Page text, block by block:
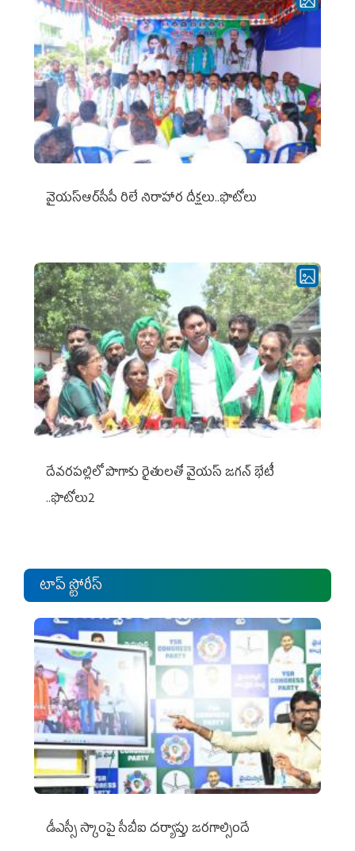
వైయ‌స్ఆర్‌సీపీ రిలే నిరాహార దీక్షలు..ఫొటోలు
దేవరపల్లిలో పొగాకు రైతులతో వైయస్ జగన్ భేటీ
..ఫొటోలు2
టాప్ స్టోరీస్
డీఎస్సీ స్కాంపై సీబీఐ దర్యాప్తు జరగాల్సిందే